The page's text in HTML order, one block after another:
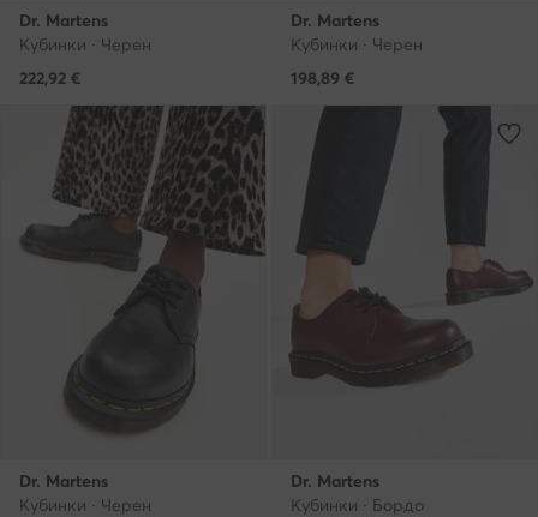
Dr. Martens
Кубинки · Черен
222,92 €
Dr. Martens
Кубинки · Черен
198,89 €
Dr. Martens
Кубинки · Черен
Dr. Martens
Кубинки · Бордо